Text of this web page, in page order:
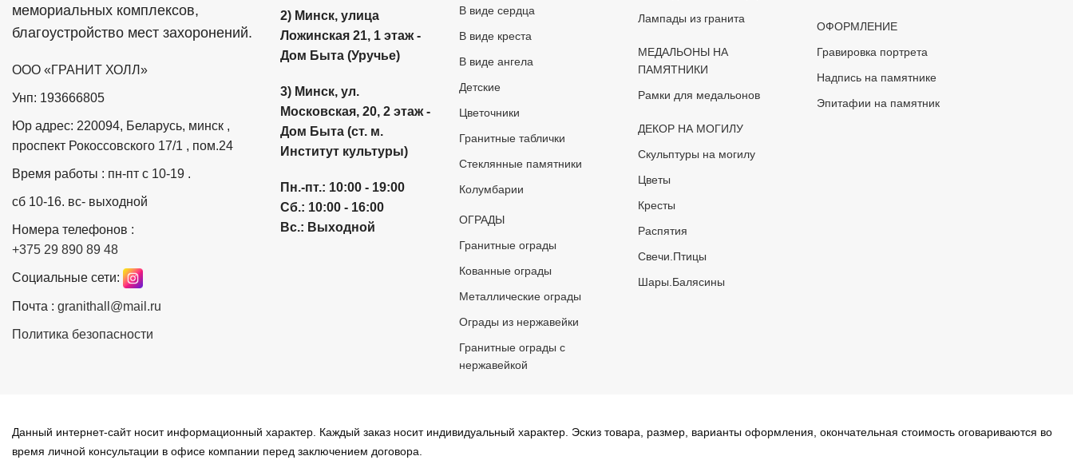
мемориальных комплексов,
благоустройство мест захоронений.
ООО «ГРАНИТ ХОЛЛ»
Унп: 193666805
Юр адрес: 220094, Беларусь, минск ,
проспект Рокоссовского 17/1 , пом.24
Время работы : пн-пт с 10-19 .
сб 10-16. вс- выходной
Номера телефонов :
+375 29 890 89 48
Социальные сети:
Почта : granithall@mail.ru
Политика безопасности
2) Минск, улица
Ложинская 21, 1 этаж -
Дом Быта (Уручье)
3) Минск, ул.
Московская, 20, 2 этаж -
Дом Быта (ст. м.
Институт культуры)
Пн.-пт.: 10:00 - 19:00
Сб.: 10:00 - 16:00
Вс.: Выходной
В виде сердца
В виде креста
В виде ангела
Детские
Цветочники
Гранитные таблички
Стеклянные памятники
Колумбарии
ОГРАДЫ
Гранитные ограды
Кованные ограды
Металлические ограды
Ограды из нержавейки
Гранитные ограды с
нержавейкой
Лампады из гранита
МЕДАЛЬОНЫ НА
ПАМЯТНИКИ
Рамки для медальонов
ДЕКОР НА МОГИЛУ
Скульптуры на могилу
Цветы
Кресты
Распятия
Свечи.Птицы
Шары.Балясины
ОФОРМЛЕНИЕ
Гравировка портрета
Надпись на памятнике
Эпитафии на памятник
Данный интернет-сайт носит информационный характер. Каждый заказ носит индивидуальный характер. Эскиз товара, размер, варианты оформления, окончательная стоимость оговариваются во
время личной консультации в офисе компании перед заключением договора.